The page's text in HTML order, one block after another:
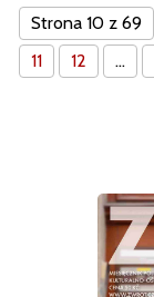
Strona 10 z 69
11
12 ...